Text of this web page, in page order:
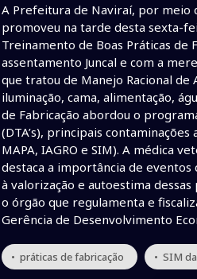
A Prefeitura de Naviraí, por meio
promoveu na tarde desta sexta-
Treinamento de Boas Práticas
assentamento Juncal e com a
que tratou de Manejo Racional
iluminação, cama, alimentação,
de Fabricação abordou o
(DTA’s), principais
MAPA, IAGRO e SIM). A médica
destaca a importância de eventos
à valorização e autoestima
o órgão que regulamenta e
Gerência de Desenvolvimento
• práticas de fabricação • SIM